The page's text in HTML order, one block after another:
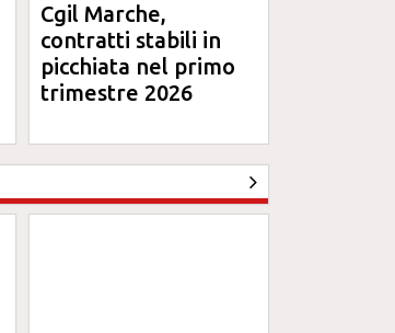
Cgil Marche,
contratti stabili in
picchiata nel primo
trimestre 2026